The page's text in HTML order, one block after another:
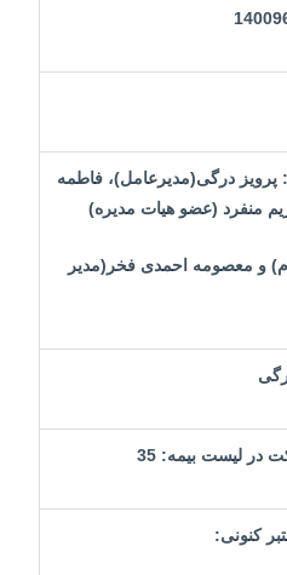
پرویز درگی(مدیرعامل)، فاطمه
منفرد (عضو هیات مدیره)
و معصومه احمدی فخر(مدیر
در لیست بیمه: 35
کنونی: